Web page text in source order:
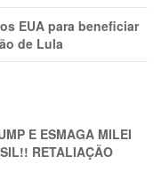
EUA para beneficiar
de Lula
E ESMAGA MILEI
RETALIAÇÃO